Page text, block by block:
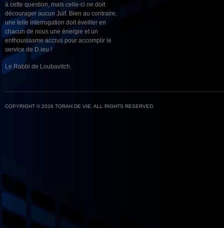
à cette question, mais celle-ci ne doit
décourager aucun Juif. Bien au contraire,
une telle interrogation doit éveiller en
chacun de nous une énergie et un
enthousiasme accrus pour accomplir le
service de D.ieu !
Le Rabbi de Loubavitch.
COPYRIGHT © 2026 TORAH DE VIE. ALL RIGHTS RESERVED.